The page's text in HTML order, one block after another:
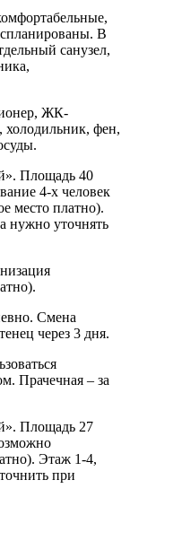
В
санузел,
ЖК-
холодильник, фен,
Площадь 40
4-х человек
место платно).
нужно уточнять
Смена
через 3 дня.
Прачечная – за
Площадь 27
Этаж 1-4,
при